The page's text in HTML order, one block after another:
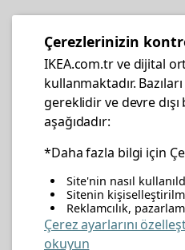
İş yeri
alışverişleriniz
ile daha
facebook
Çerezlerinizin
IKEA.com.tr ve dijital
kullanmaktadır.
gereklidir ve devre
aşağıdadır:
*Daha fazla bilgi için
Site'nin nasıl
Sitenin
Reklamcılık,
Çerez ayarlarını
okuyun